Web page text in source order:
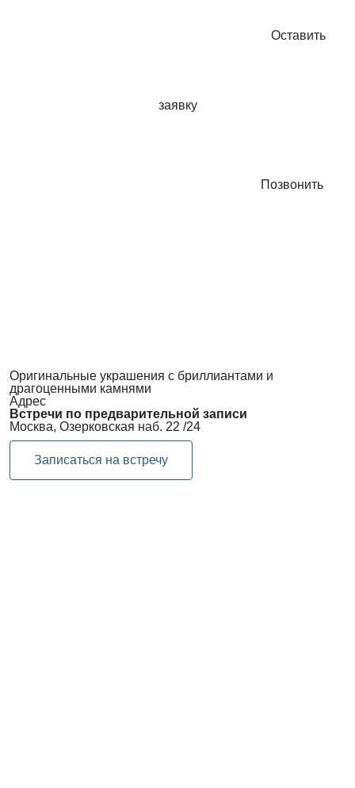
Оставить
заявку
Позвонить
Оригинальные украшения с бриллиантами и
драгоценными камнями
Адрес
Встречи по предварительной записи
Москва, Озерковская наб. 22 /24
Записаться на встречу